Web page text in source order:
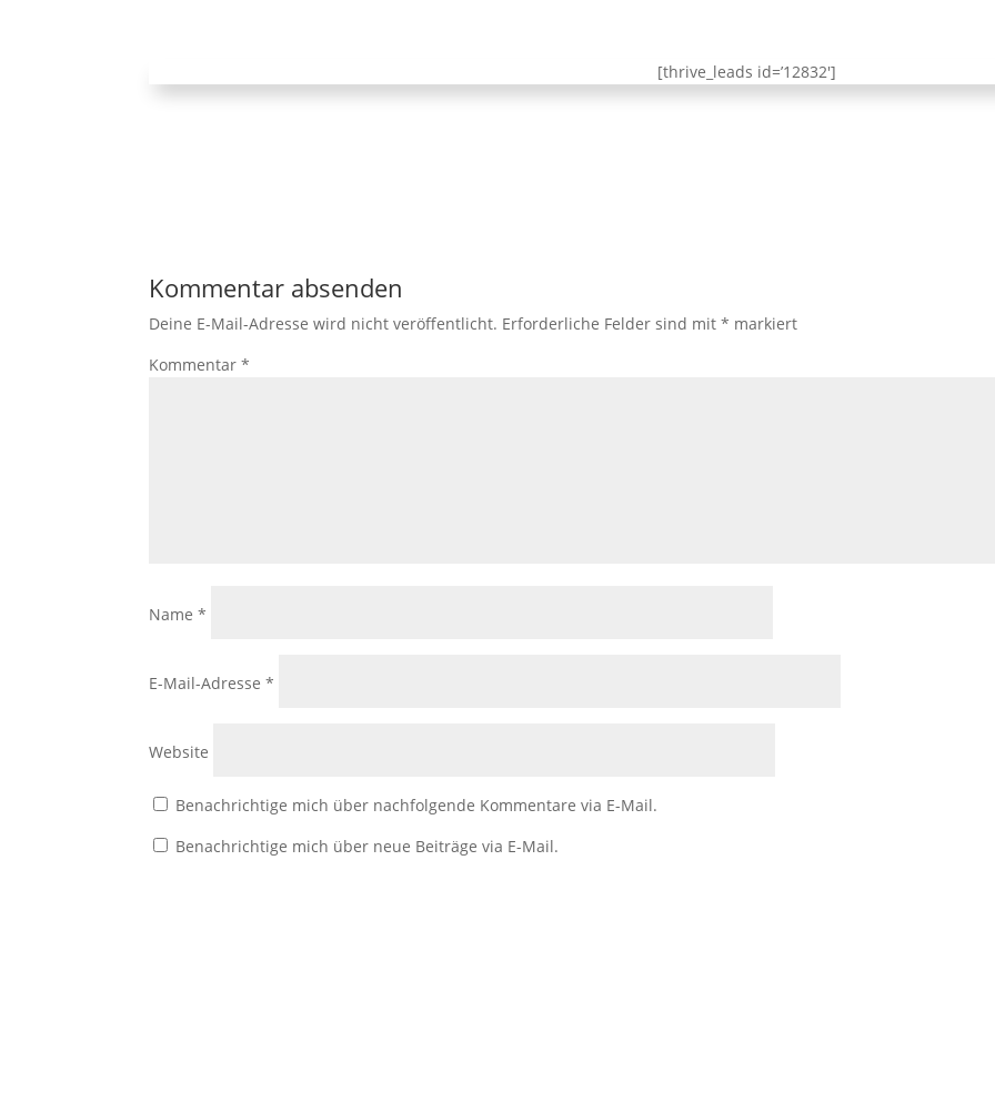
[thrive_leads id=’12832′]
Kommentar absenden
Deine E-Mail-Adresse wird nicht veröffentlicht. Erforderliche Felder sind mit* markiert
Kommentar*
Name*
E-Mail-Adresse*
Website
Benachrichtige mich über nachfolgende Kommentare via E-Mail.
Benachrichtige mich über neue Beiträge via E-Mail.